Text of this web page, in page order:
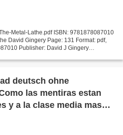
Metal-Lathe.pdf ISBN: 9781878087010
David Gingery Page: 131 Format: pdf,
Publisher: David J Gingery
deutsch ohne
las mentiras estan
y a la clase media mas
Fake Teachers,
T. Kiyosaki